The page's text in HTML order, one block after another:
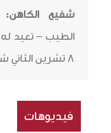
شفيع الكاهن:
8 تشرين الثاني شرقي
فيديوهات